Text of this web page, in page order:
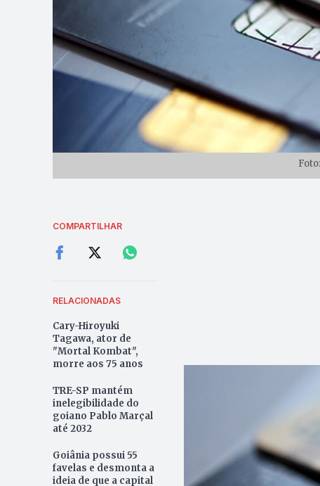
COMPARTILHAR
RELACIONADAS
Cary-Hiroyuki
Tagawa, ator de
"Mortal Kombat",
morre aos 75 anos
TRE-SP mantém
inelegibilidade do
goiano Pablo Marçal
até 2032
Goiânia possui 55
favelas e desmonta a
ideia de que a capital